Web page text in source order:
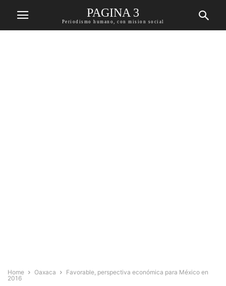
PAGINA 3
Periodismo humano, con mision social
Home Oaxaca
Favorable, perspectiva económica para México en
2016